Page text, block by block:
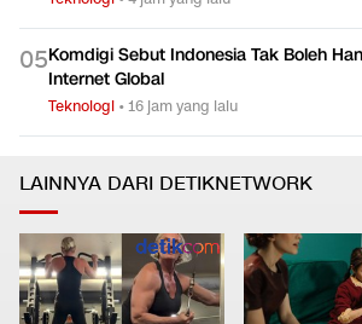
05Komdigi Sebut Indonesia Tak Boleh
Internet Global
Teknologi •16 jam yang lalu
LAINNYA DARI DETIKNETWORK